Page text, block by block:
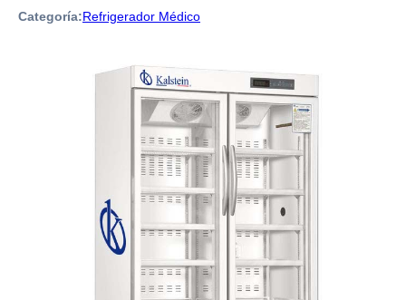
Categoría:Refrigerador Médico